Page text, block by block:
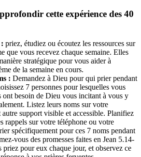
cette expérience des 40
priez, étudiez ou écoutez les ressources sur
que vous recevez chaque semaine. Elles
stratégique pour vous aider à
de la semaine en cours.
: Demandez à Dieu pour qui prier pendant
7 personnes pour lesquelles vous
ont besoin de Dieu vous incitant à vous y
Listez leurs noms sur votre
support visible et accessible. Planifiez
rappels sur votre téléphone ou votre
spécifiquement pour ces 7 noms pendant
vous des promesses faites en Jean 5.14-
priez pour eux chaque jour, et observez ce